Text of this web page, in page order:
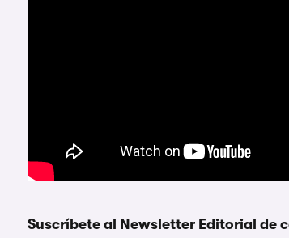
Suscríbete al Newsletter Editorial de